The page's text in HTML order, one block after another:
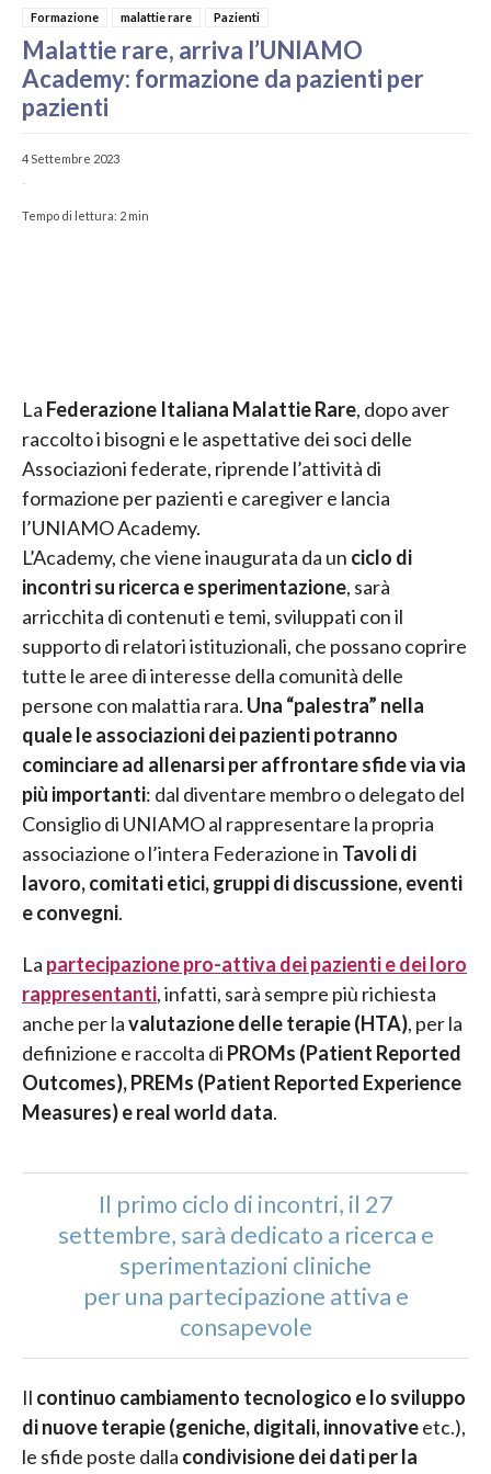
Formazione malattie rare Pazienti
Malattie rare, arriva l’UNIAMO
Academy: formazione da pazienti per
pazienti
4 Settembre 2023
-
Tempo di lettura: 2 min
La Federazione Italiana Malattie Rare, dopo aver
raccolto i bisogni e le aspettative dei soci delle
Associazioni federate, riprende l’attività di
formazione per pazienti e caregiver e lancia
l’UNIAMO Academy.
L’Academy, che viene inaugurata da un ciclo di
incontri su ricerca e sperimentazione, sarà
arricchita di contenuti e temi, sviluppati con il
supporto di relatori istituzionali, che possano coprire
tutte le aree di interesse della comunità delle
persone con malattia rara. Una “palestra” nella
quale le associazioni dei pazienti potranno
cominciare ad allenarsi per affrontare sfide via via
più importanti: dal diventare membro o delegato del
Consiglio di UNIAMO al rappresentare la propria
associazione o l’intera Federazione in Tavoli di
lavoro, comitati etici, gruppi di discussione, eventi
e convegni.
La partecipazione pro-attiva dei pazienti e dei loro
rappresentanti, infatti, sarà sempre più richiesta
anche per lavalutazione delle terapie (HTA), per la
definizione e raccolta di PROMs (Patient Reported
Outcomes), PREMs (Patient Reported Experience
Measures) e real world data.
Il primo ciclo di incontri, il 27
settembre, sarà dedicato a ricerca e
sperimentazioni cliniche
per una partecipazione attiva e
consapevole
Il continuo cambiamento tecnologico e lo sviluppo
di nuove terapie (geniche, digitali, innovativeetc.),
le sfide poste dalla condivisione dei dati per la